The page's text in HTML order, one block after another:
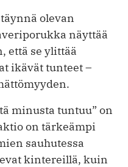
olevan
näyttää
että se ylittää
ikävät tunteet –
minusta tuntuu” on
on tärkeämpi
sauhutessa
kintereillä, kuin